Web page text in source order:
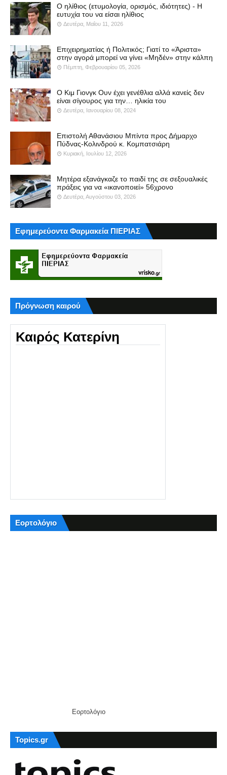
Ο ηλίθιος (ετυμολογία, ορισμός, ιδιότητες) - Η
ευτυχία του να είσαι ηλίθιος
Δευτέρα, Μαΐου 11, 2026
Επιχειρηματίας ή Πολιτικός; Γιατί το «Άριστα»
στην αγορά μπορεί να γίνει «Μηδέν» στην κάλπη
Πέμπτη, Φεβρουαρίου 05, 2026
Ο Κιμ Γιονγκ Ουν έχει γενέθλια αλλά κανείς δεν
είναι σίγουρος για την… ηλικία του
Δευτέρα, Ιανουαρίου 08, 2024
Επιστολή Αθανάσιου Μπίντα προς Δήμαρχο
Πύδνας-Κολινδρού κ. Κομπατσιάρη
Κυριακή, Ιουλίου 12, 2026
Μητέρα εξανάγκαζε το παιδί της σε σεξουαλικές
πράξεις για να «ικανοποιεί» 56χρονο
Δευτέρα, Αυγούστου 03, 2026
Εφημερεύοντα Φαρμακεία ΠΙΕΡΙΑΣ
Πρόγνωση καιρού
Καιρός Κατερίνη
Εορτολόγιο
Εορτολόγιο
Topics.gr